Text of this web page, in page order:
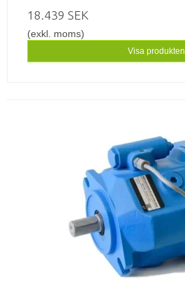
18.439 SEK
(exkl. moms)
Visa produkten